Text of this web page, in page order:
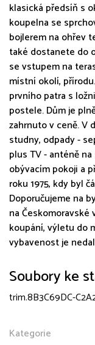
klasická předsíň s
koupelna se
bojlerem na ohřev
také dostanete do
se vstupem na
místní okolí,
prvního patra s
postele. Dům je
zahrnuto v ceně. V
studny, odpady -
plus TV - anténě
obývacím pokoji a
roku 1975, kdy byl
Doporučujeme na
na
koupání, výletu do
vybavenost je
Soubory ke
trim.8B3C69DC-
Kategorie